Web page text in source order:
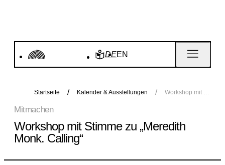
DEEN
Startseite Kalender & Ausstellungen Workshop mit Stimme zu „Meredith Monk. Calling“
Mitmachen
Workshop mit Stimme zu „Meredith
Monk. Calling“